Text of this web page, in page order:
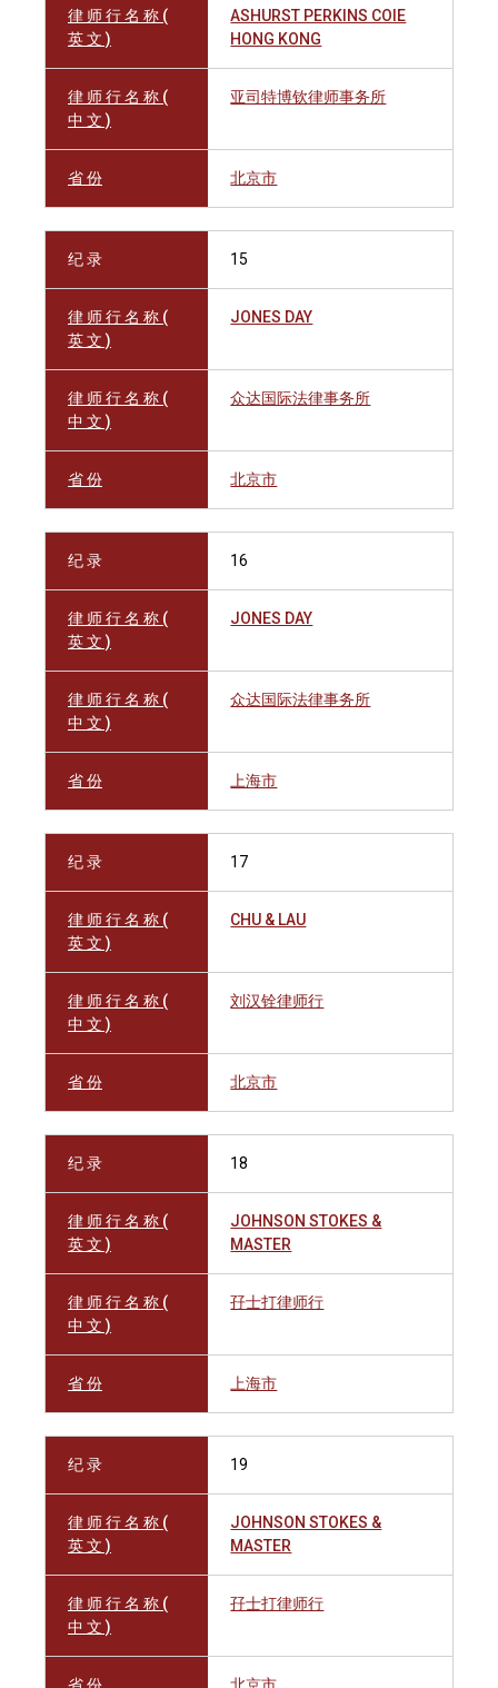
律 师 行 名 称 (
英 文 )
ASHURST PERKINS COIE
HONG KONG
律 师 行 名 称 (
中 文 )
亚司特博钦律师事务所
省 份 北京市
纪 录 15
律 师 行 名 称 (
英 文 )
JONES DAY
律 师 行 名 称 (
中 文 )
众达国际法律事务所
省 份 北京市
纪 录 16
律 师 行 名 称 (
英 文 )
JONES DAY
律 师 行 名 称 (
中 文 )
众达国际法律事务所
省 份 上海市
纪 录 17
律 师 行 名 称 (
英 文 )
CHU & LAU
律 师 行 名 称 (
中 文 )
刘汉铨律师行
省 份 北京市
纪 录 18
律 师 行 名 称 (
英 文 )
JOHNSON STOKES &
MASTER
律 师 行 名 称 (
中 文 )
孖士打律师行
省 份 上海市
纪 录 19
律 师 行 名 称 (
英 文 )
JOHNSON STOKES &
MASTER
律 师 行 名 称 (
中 文 )
孖士打律师行